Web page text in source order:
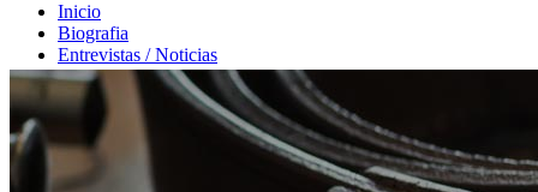
Inicio
Biografia
Entrevistas / Noticias
Libros / Comentarios
Opiniones
Escritos Jurídicos
Clases / Charlas